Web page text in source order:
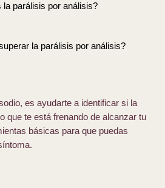
la parálisis por análisis?
la parálisis por análisis?
es ayudarte a identificar si la
que te está frenando de alcanzar tu
básicas para que puedas